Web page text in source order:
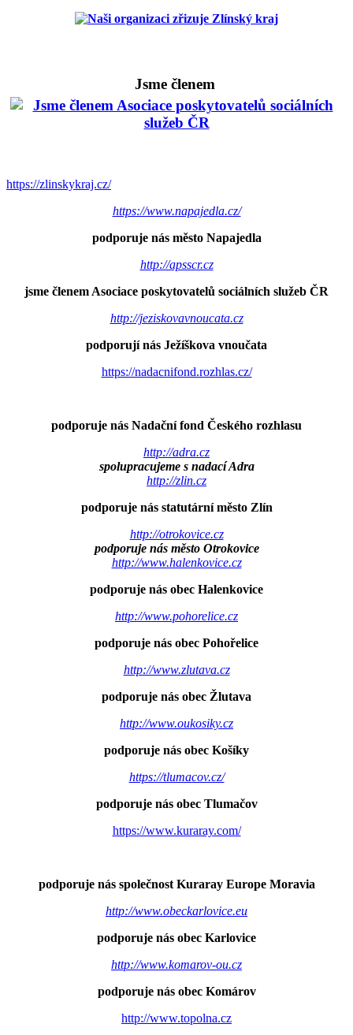
Jsme členem
https://zlinskykraj.cz/
https://www.napajedla.cz/
podporuje nás město Napajedla
http://apsscr.cz
jsme členem Asociace poskytovatelů sociálních služeb ČR
http://jeziskovavnoucata.cz
podporují nás Ježíškova vnoučata
https://nadacnifond.rozhlas.cz/
podporuje nás Nadační fond Českého rozhlasu
http://adra.cz
spolupracujeme s nadací Adra
http://zlin.cz
podporuje nás statutární město Zlín
http://otrokovice.cz
podporuje nás město Otrokovice
http://www.halenkovice.cz
podporuje nás obec Halenkovice
http://www.pohorelice.cz
podporuje nás obec Pohořelice
http://www.zlutava.cz
podporuje nás obec Žlutava
http://www.oukosiky.cz
podporuje nás obec Košíky
https://tlumacov.cz/
podporuje nás obec Tlumačov
https://www.kuraray.com/
podporuje nás společnost Kuraray Europe Moravia
http://www.obeckarlovice.eu
podporuje nás obec Karlovice
http://www.komarov-ou.cz
podporuje nás obec Komárov
http://www.topolna.cz